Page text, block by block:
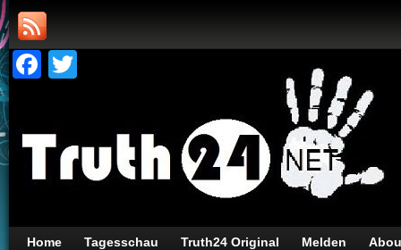
Facebook
Home Tagesschau Truth24 Original Melden